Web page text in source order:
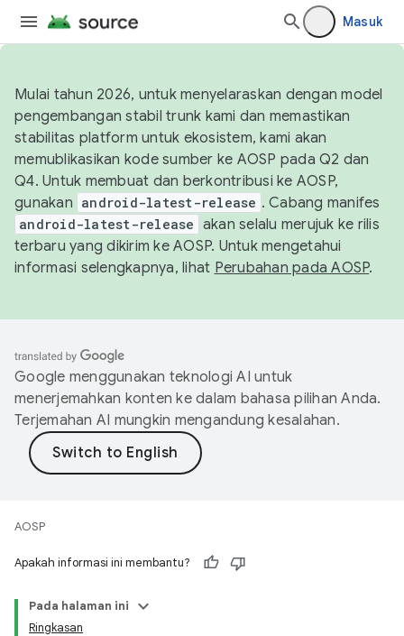
Masuk
Mulai tahun 2026, untuk menyelaraskan dengan model
pengembangan stabil trunk kami dan memastikan
stabilitas platform untuk ekosistem, kami akan
memublikasikan kode sumber ke AOSP pada Q2 dan
Q4. Untuk membuat dan berkontribusi ke AOSP,
gunakan android-latest-release . Cabang manifes
android-latest-release akan selalu merujuk ke rilis
terbaru yang dikirim ke AOSP. Untuk mengetahui
informasi selengkapnya, lihat Perubahan pada AOSP.
Google menggunakan teknologi AI untuk
menerjemahkan konten ke dalam bahasa pilihan Anda.
Terjemahan AI mungkin mengandung kesalahan.
AOSP
Apakah informasi ini membantu?
Pada halaman ini
Ringkasan